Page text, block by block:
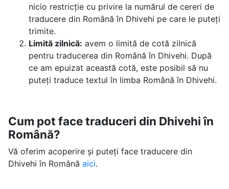
nicio restricție cu privire la numărul de cereri de
traducere din Română în Dhivehi pe care le puteți
trimite.
Limită zilnică: avem o limită de cotă zilnică
pentru traducerea din Română în Dhivehi. După
ce am epuizat această cotă, este posibil să nu
puteți traduce textul în limba Română în Dhivehi.
Cum pot face traduceri din Dhivehi în
Română?
Vă oferim acoperire și puteți face traducere din
Dhivehi în Română aici.